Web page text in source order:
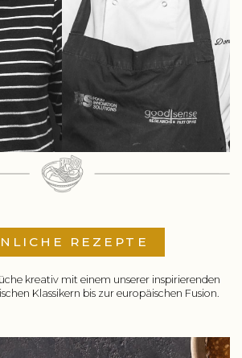
REZEPTE
kreativ mit einem unserer inspirierenden
Klassikern bis zur europäischen Fusion.